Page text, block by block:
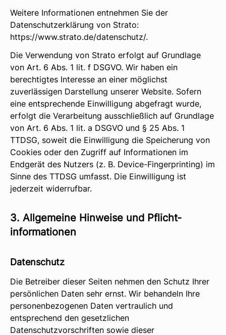
Weitere Informationen entnehmen Sie der
Datenschutzerklärung von Strato:
https://www.strato.de/datenschutz/.
Die Verwendung von Strato erfolgt auf Grundlage
von Art. 6 Abs. 1 lit. f DSGVO. Wir haben ein
berechtigtes Interesse an einer möglichst
zuverlässigen Darstellung unserer Website. Sofern
eine entsprechende Einwilligung abgefragt wurde,
erfolgt die Verarbeitung ausschließlich auf Grundlage
von Art. 6 Abs. 1 lit. a DSGVO und § 25 Abs. 1
TTDSG, soweit die Einwilligung die Speicherung von
Cookies oder den Zugriff auf Informationen im
Endgerät des Nutzers (z. B. Device-Fingerprinting) im
Sinne des TTDSG umfasst. Die Einwilligung ist
jederzeit widerrufbar.
3. Allgemeine Hinweise und Pflicht­
informationen
Datenschutz
Die Betreiber dieser Seiten nehmen den Schutz Ihrer
persönlichen Daten sehr ernst. Wir behandeln Ihre
personenbezogenen Daten vertraulich und
entsprechend den gesetzlichen
Datenschutzvorschriften sowie dieser